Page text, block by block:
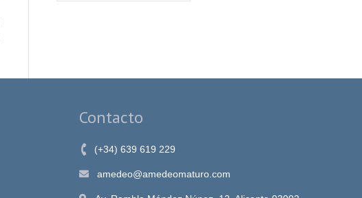
Contacto
(+34) 639 619 229
amedeo@amedeomaturo.com